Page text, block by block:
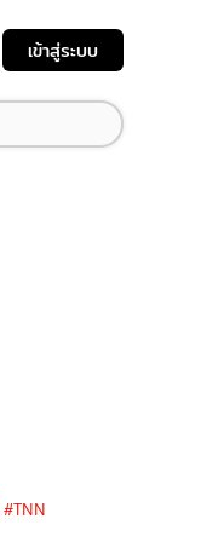
เข้าสู่ระบบ
#TNN